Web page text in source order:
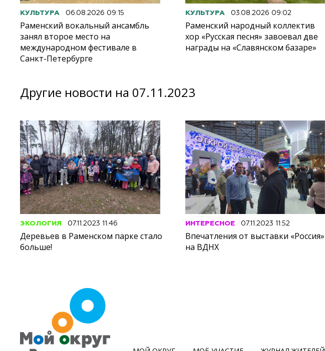
КУЛЬТУРА 06.08.2026 09:15
Раменский вокальный ансамбль
занял второе место на
международном фестивале в
Санкт-Петербурге
КУЛЬТУРА 03.08.2026 09:02
Раменский народный коллектив
хор «Русская песня» завоевал две
награды на «Славянском базаре»
Другие новости на 07.11.2023
ЭКОЛОГИЯ 07.11.2023 11:46
Деревьев в Раменском парке стало
больше!
ИНТЕРЕСНОЕ 07.11.2023 11:52
Впечатления от выставки «Россия»
на ВДНХ